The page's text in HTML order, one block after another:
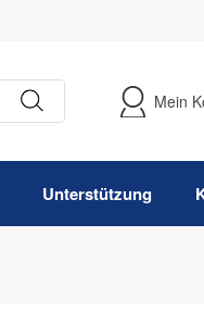
Mein
Unterstützung